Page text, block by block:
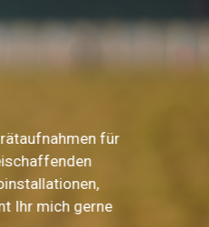
für
Ihr mich gerne